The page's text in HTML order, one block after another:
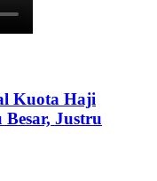
Kuota Haji
Justru